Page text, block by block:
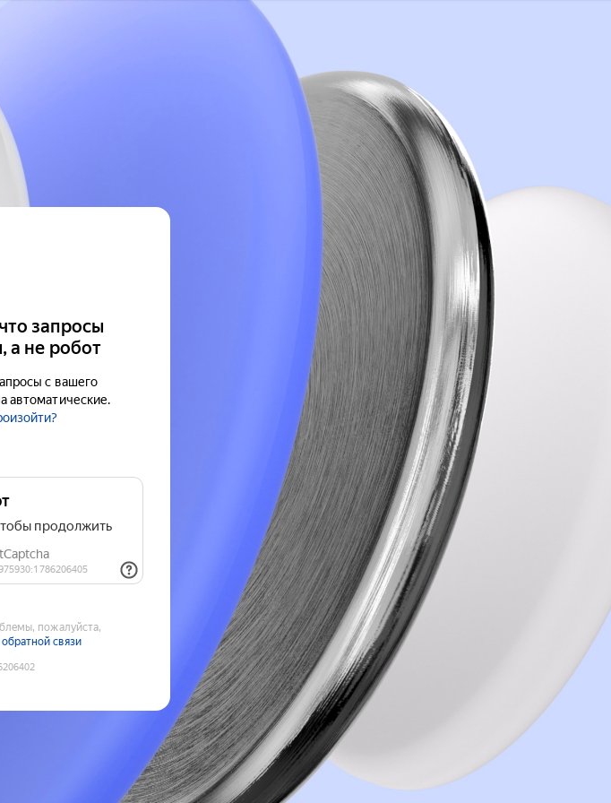
запросы
а не робот
с вашего
автоматические.
пожалуйста,
связи